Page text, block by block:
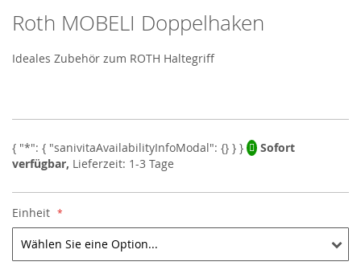
Skip
to
the
beginning
images
Roth MOBELI Doppelhaken
Ideales Zubehör zum ROTH Haltegriff
Sofort
verfügbar, Lieferzeit: 1-3 Tage
Einheit